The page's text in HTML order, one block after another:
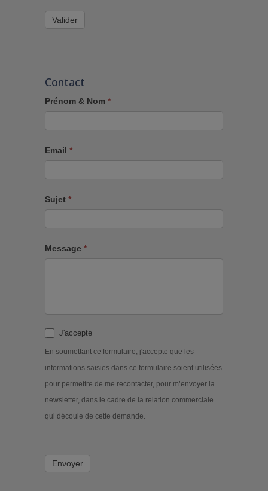
Valider
Contact
Prénom & Nom *
Email *
Sujet *
Message *
J'accepte
En soumettant ce formulaire, j'accepte que les
informations saisies dans ce formulaire soient utilisées
pour permettre de me recontacter, pour m’envoyer la
newsletter, dans le cadre de la relation commerciale
qui découle de cette demande.
Envoyer